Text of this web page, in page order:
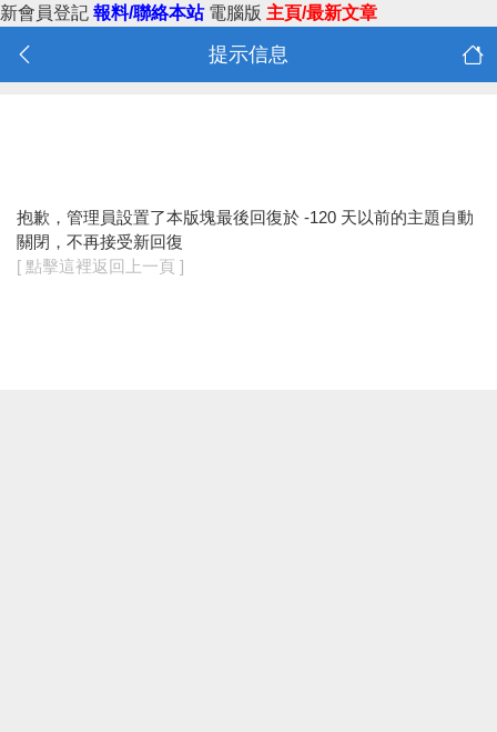
新會員登記 報料/聯絡本站 電腦版 主頁/最新文章
提示信息
抱歉，管理員設置了本版塊最後回復於 -120 天以前的主題自動
關閉，不再接受新回復
[ 點擊這裡返回上一頁 ]